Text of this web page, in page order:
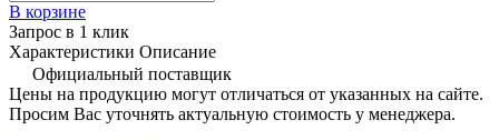
В корзине
Запрос в 1 клик
Характеристики Описание
Официальный поставщик
Цены на продукцию могут отличаться от указанных на сайте.
Просим Вас уточнять актуальную стоимость у менеджера.